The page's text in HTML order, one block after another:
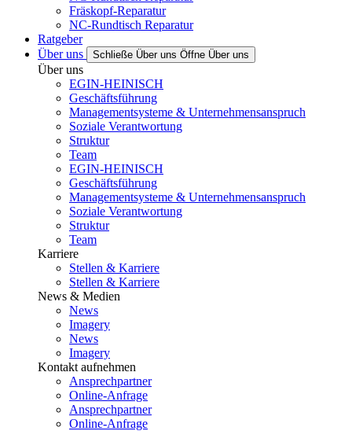
Fräskopf-Reparatur
NC-Rundtisch Reparatur
Ratgeber
Über uns
Schließe Über uns Öffne Über uns
Über uns
EGIN-HEINISCH
Geschäftsführung
Managementsysteme & Unternehmensanspruch
Soziale Verantwortung
Struktur
Team
EGIN-HEINISCH
Geschäftsführung
Managementsysteme & Unternehmensanspruch
Soziale Verantwortung
Struktur
Team
Karriere
Stellen & Karriere
Stellen & Karriere
News & Medien
News
Imagery
News
Imagery
Kontakt aufnehmen
Ansprechpartner
Online-Anfrage
Ansprechpartner
Online-Anfrage